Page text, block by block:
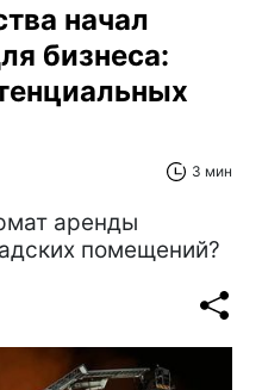
начал
бизнеса:
3 мин
аренды
помещений?